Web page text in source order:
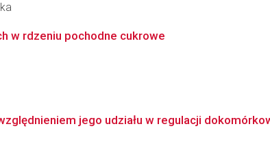
w rdzeniu pochodne cukrowe
jego udziału w regulacji